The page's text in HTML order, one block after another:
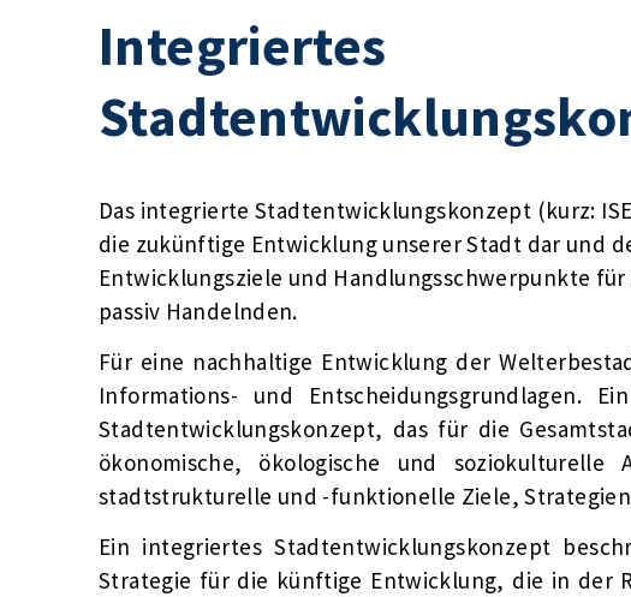
Integriertes
Das integrierte Stadtentwicklungskonzept (kurz:
die zukünftige Entwicklung unserer Stadt dar und
Entwicklungsziele und Handlungsschwerpunkte
passiv Handelnden.
Für eine nachhaltige Entwicklung der
Informations- und Entscheidungsgrundlagen.
Stadtentwicklungskonzept, das für die
ökonomische, ökologische und soziokulturelle
stadtstrukturelle und -funktionelle Ziele,
Ein integriertes Stadtentwicklungskonzept
Strategie für die künftige Entwicklung, die in der